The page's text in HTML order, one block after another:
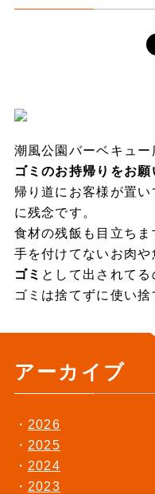
潮風公園バーベキュー
ゴミのお持帰りをお願
帰り道にお客様が置
に残念です。
食材の残飯も目立ちま
手を付けてないお肉や
ゴミ として出されてる
ゴミは捨てずに使い捨
アーカイブ
2026
2025
2024
2023